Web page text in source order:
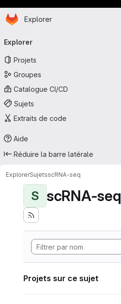
Passer au contenu principal
Page d'accueil
Explorer
principale
Explorer
Projets
Groupes
Catalogue CI/CD
Sujets
Extraits de code
Aide
Réduire la barre latérale
ExplorerSujetsscRNA-seq
S scRNA-seq
Projets sur ce sujet